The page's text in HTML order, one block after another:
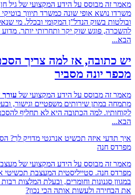
מבוסס על הידע המקצועי של גיל חן
נושא אופי שונה כמשרד תיווך בוטיקי
בשוק הנדל”ן המקומי ובכלל. מי שנאלץ
פוגש שוק יקר ותחרותי יותר. מדוע זאת
אז למה צריך הסכם
יונה מסביר
זה מבוסס על הידע המקצועי שלעורך דין שי
במתן שירותים משפטיים וגישור, ובעל
למה הכתובה היא לא תחליף להסכם
איזה תכשיט אנרגטי מדויק לך?
חנה
זה מבוסס על הידע המקצועי של מעצבת
חנה. סטייליסטית המעצבת תכשיטי אופנה
סגנונות וחומרים, ובעלת המלצות רבות מקהל
ולעשות אותה הכי נכון?